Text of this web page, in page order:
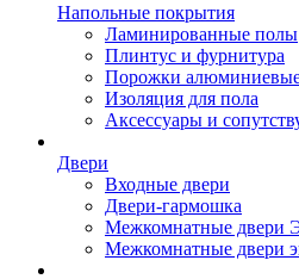
Напольные покрытия
Ламинированные полы
Плинтус и фурнитура
Порожки
Изоляция для пола
Аксессуары и
Двери
Входные двери
Двери-гармошка
Межкомнатные двери
Межкомнатные двери